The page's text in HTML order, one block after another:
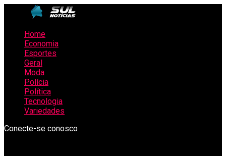
Home
Economia
Esportes
Geral
Moda
Polícia
Política
Tecnologia
Variedades
Conecte-se conosco